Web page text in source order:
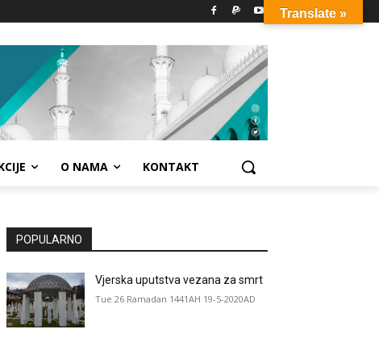
O NAMA KONTAKT
POPULARNO
Vjerska uputstva vezana za smrt
Tue 26 Ramadan 1441AH 19-5-2020AD
Translate »